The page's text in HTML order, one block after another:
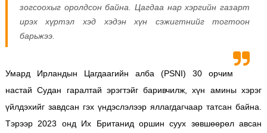
зогсоохыг оролдсон байна. Цагдаа нар хэргийн газарт
ирэх хүртэл хэд хэдэн хүн сэжигтнийг тогтоон
барьжээ.
Умард Ирландын Цагдаагийн алба (PSNI) 30 орчим
настай Судан гаралтай эрэгтэйг баривчилж, хүн амины хэрэг
үйлдэхийг завдсан гэх үндэслэлээр яллагдагчаар татсан байна.
Тэрээр 2023 онд Их Британид оршин суух зөвшөөрөл авсан